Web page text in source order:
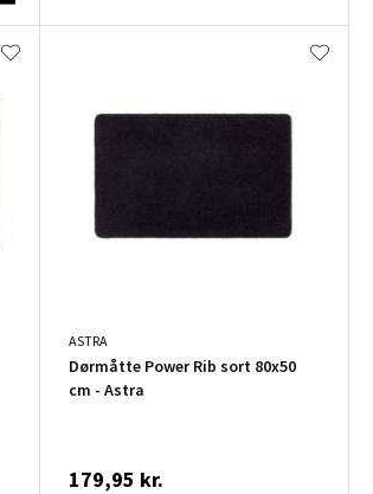
ASTRA
Dørmåtte Power Rib sort 80x50
cm - Astra
179,95 kr.